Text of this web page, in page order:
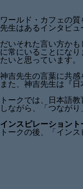
ワールド・カフェの
先生はあるインタビュ
だいそれた言い方か
に常にいることにな
たいと思っています。
神吉先生の言葉に共
また、神吉先生は『
トークでは、日本語
しながら、「つなが
インスピレーション
トークの後、「イン